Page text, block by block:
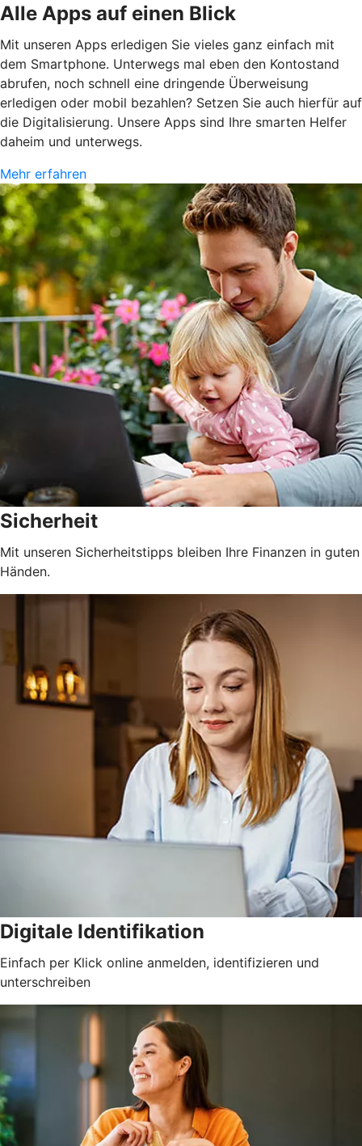
Alle Apps auf einen Blick
Mit unseren Apps erledigen Sie vieles ganz einfach mit
dem Smartphone. Unterwegs mal eben den Kontostand
abrufen, noch schnell eine dringende Überweisung
erledigen oder mobil bezahlen? Setzen Sie auch hierfür auf
die Digitalisierung. Unsere Apps sind Ihre smarten Helfer
daheim und unterwegs.
Mehr erfahren
Sicherheit
Mit unseren Sicherheitstipps bleiben Ihre Finanzen in guten
Händen.
Digitale Identifikation
Einfach per Klick online anmelden, identifizieren und
unterschreiben